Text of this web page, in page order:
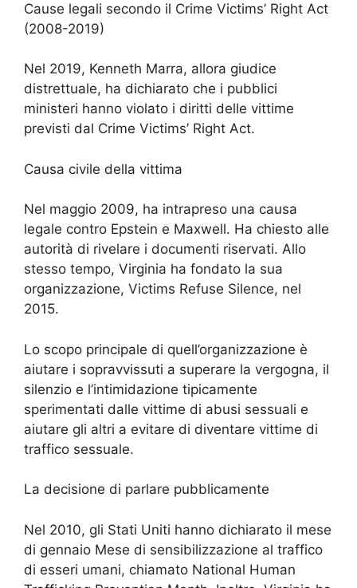
Cause legali secondo il Crime Victims’ Right Act
(2008-2019)
Nel 2019, Kenneth Marra, allora giudice
distrettuale, ha dichiarato che i pubblici
ministeri hanno violato i diritti delle vittime
previsti dal Crime Victims’ Right Act.
Causa civile della vittima
Nel maggio 2009, ha intrapreso una causa
legale contro Epstein e Maxwell. Ha chiesto alle
autorità di rivelare i documenti riservati. Allo
stesso tempo, Virginia ha fondato la sua
organizzazione, Victims Refuse Silence, nel
2015.
Lo scopo principale di quell’organizzazione è
aiutare i sopravvissuti a superare la vergogna, il
silenzio e l’intimidazione tipicamente
sperimentati dalle vittime di abusi sessuali e
aiutare gli altri a evitare di diventare vittime di
traffico sessuale.
La decisione di parlare pubblicamente
Nel 2010, gli Stati Uniti hanno dichiarato il mese
di gennaio Mese di sensibilizzazione al traffico
di esseri umani, chiamato National Human